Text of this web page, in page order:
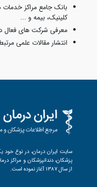
بانک جامع مراکز خدمات
کلینیک، بیمه و ...
معرفی شرکت های فعال
انتشار مقالات علمی
سایت ایران درمان، در نوع
پزشکان، دندانپزشکان و مراکز
از سال 1387 آغاز نموده است.